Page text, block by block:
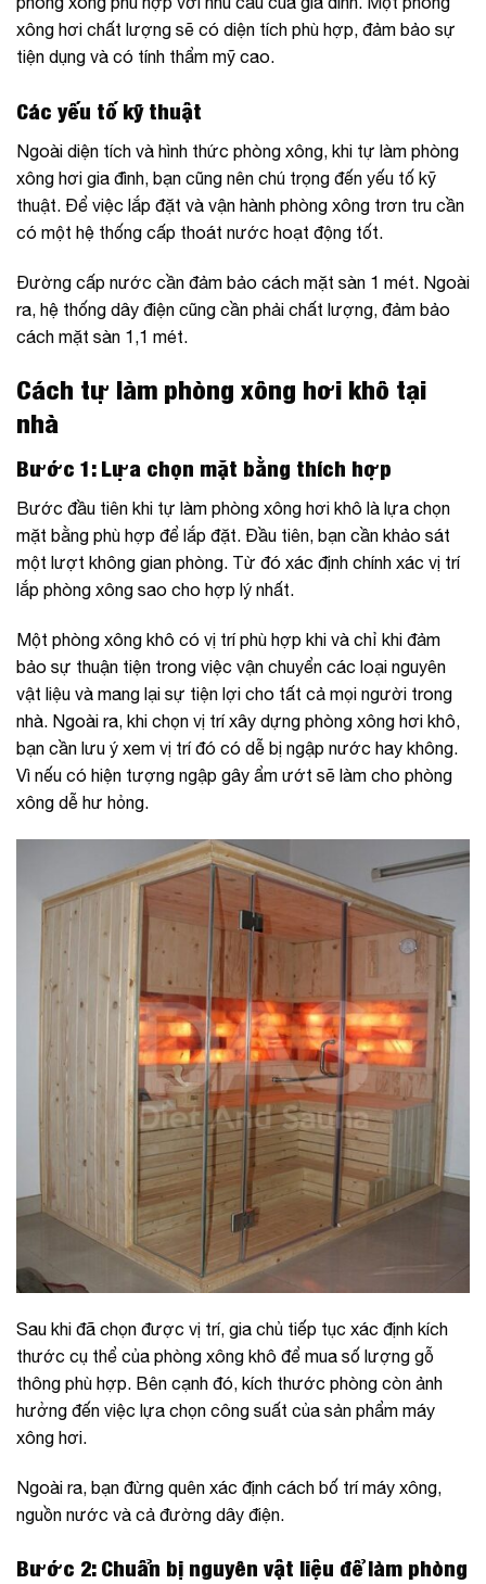
xông hơi chất lượng sẽ có diện tích phù hợp, đảm bảo sự
tiện dụng và có tính thẩm mỹ cao.
Các yếu tố kỹ thuật
Ngoài diện tích và hình thức phòng xông, khi tự làm phòng
xông hơi gia đình, bạn cũng nên chú trọng đến yếu tố kỹ
thuật. Để việc lắp đặt và vận hành phòng xông trơn tru cần
có một hệ thống cấp thoát nước hoạt động tốt.
Đường cấp nước cần đảm bảo cách mặt sàn 1 mét. Ngoài
ra, hệ thống dây điện cũng cần phải chất lượng, đảm bảo
cách mặt sàn 1,1 mét.
Cách tự làm phòng xông hơi khô tại
nhà
Bước 1: Lựa chọn mặt bằng thích hợp
Bước đầu tiên khi tự làm phòng xông hơi khô là lựa chọn
mặt bằng phù hợp để lắp đặt. Đầu tiên, bạn cần khảo sát
một lượt không gian phòng. Từ đó xác định chính xác vị trí
lắp phòng xông sao cho hợp lý nhất.
Một phòng xông khô có vị trí phù hợp khi và chỉ khi đảm
bảo sự thuận tiện trong việc vận chuyển các loại nguyên
vật liệu và mang lại sự tiện lợi cho tất cả mọi người trong
nhà. Ngoài ra, khi chọn vị trí xây dựng phòng xông hơi khô,
bạn cần lưu ý xem vị trí đó có dễ bị ngập nước hay không.
Vì nếu có hiện tượng ngập gây ẩm ướt sẽ làm cho phòng
xông dễ hư hỏng.
Sau khi đã chọn được vị trí, gia chủ tiếp tục xác định kích
thước cụ thể của phòng xông khô để mua số lượng gỗ
thông phù hợp. Bên cạnh đó, kích thước phòng còn ảnh
hưởng đến việc lựa chọn công suất của sản phẩm máy
xông hơi.
Ngoài ra, bạn đừng quên xác định cách bố trí máy xông,
nguồn nước và cả đường dây điện.
Bước 2: Chuẩn bị nguyên vật liệu để làm phòng